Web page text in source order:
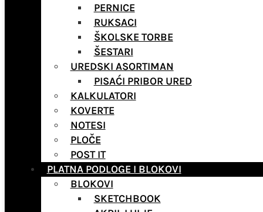
PERNICE
RUKSACI
ŠKOLSKE TORBE
ŠESTARI
UREDSKI ASORTIMAN
PISAĆI PRIBOR URED
KALKULATORI
KOVERTE
NOTESI
PLOČE
POST IT
PLATNA PODLOGE I BLOKOVI
BLOKOVI
SKETCHBOOK